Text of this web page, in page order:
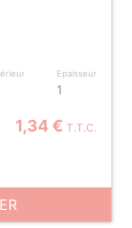
Epaisseur
1
1,34 € T.T.C.